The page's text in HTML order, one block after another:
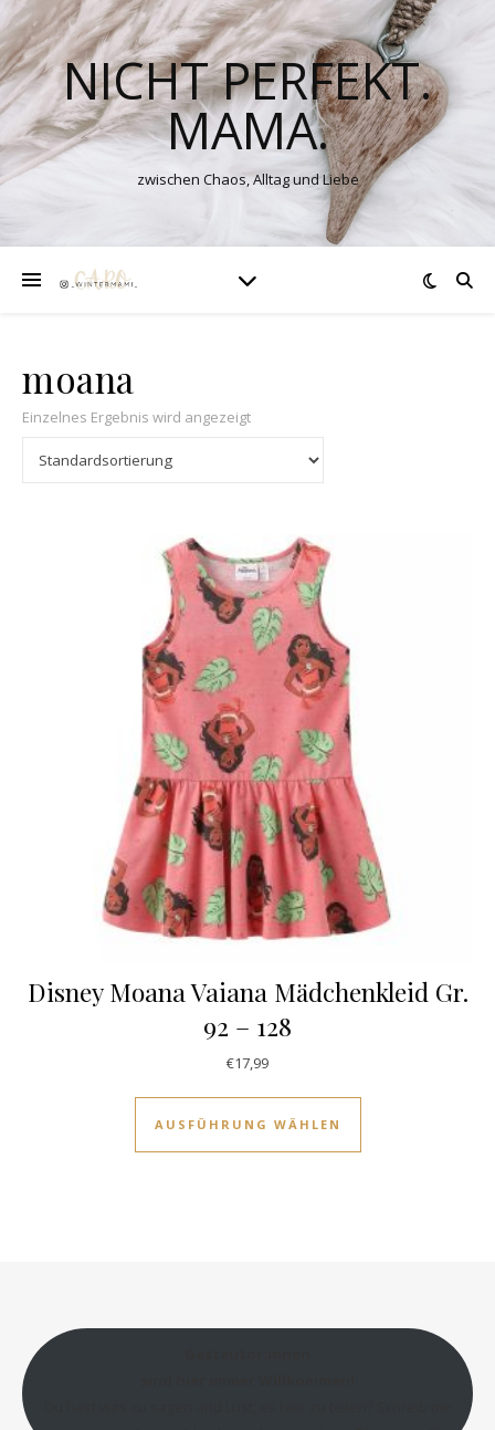
NICHT PERFEKT.
MAMA.
zwischen Chaos, Alltag und Liebe
moana
Einzelnes Ergebnis wird angezeigt
Disney Moana Vaiana Mädchenkleid Gr.
92 – 128
€17,99
AUSFÜHRUNG WÄHLEN
Dieses Produkt